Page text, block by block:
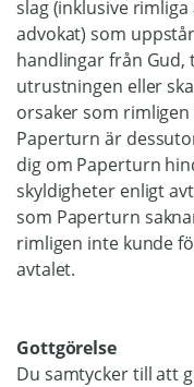
slag (inklusive
advokat) som
handlingar från
utrustningen eller
orsaker som
Paperturn är
dig om Paperturn
skyldigheter enligt
som Paperturn
rimligen inte kunde
avtalet.
Gottgörelse
Du samtycker till att